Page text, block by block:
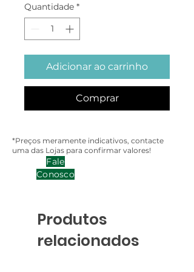
Quantidade *
Adicionar ao carrinho
Comprar
*Preços meramente indicativos, contacte
uma das Lojas para confirmar valores!
Fale
Conosco
Produtos
relacionados